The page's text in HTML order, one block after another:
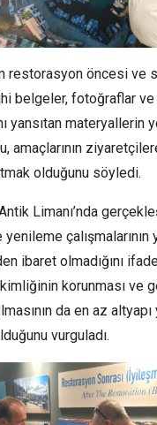
restorasyon öncesi ve
belgeler, fotoğraflar ve
yansıtan materyallerin
amaçlarının
olduğunu söyledi.
Limanı’nda
çalışmalarının
ibaret olmadığını
korunması ve
da en az altyapı
vurguladı.